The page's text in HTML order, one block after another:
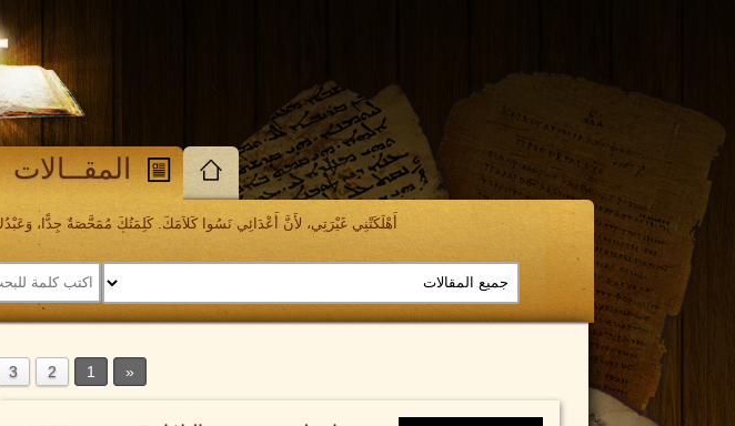
المقــالات
أَهْلَكَتْنِي غَيْرَتِي، لأَنَّ أَعْدَائِي نَسُوا كَلاَمَكَ. كَلِمَتُكَ مُمَحَّصَةٌ جِدًّا، وَعَبْدُكَ
1
2
3